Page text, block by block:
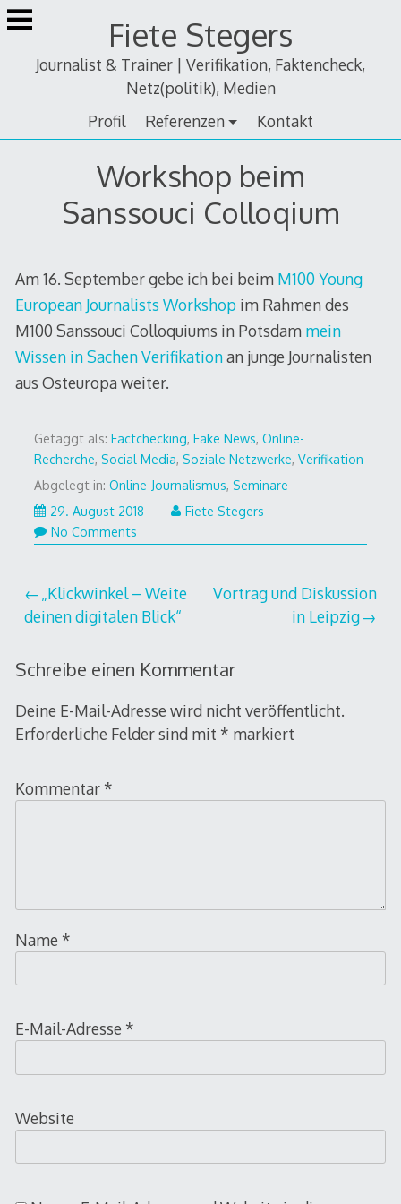
Zum
Inhalt
Fiete Stegers
Journalist & Trainer | Verifikation, Faktencheck,
Netz(politik), Medien
Profil
Referenzen Kontakt
Workshop beim
Sanssouci Colloqium
Am 16. September gebe ich bei beim M100 Young
European Journalists Workshop im Rahmen des
M100 Sanssouci Colloquiums in Potsdam mein
Wissen in Sachen Verifikationan junge Journalisten
aus Osteuropa weiter.
Getaggt als: Factchecking, Fake News, Online-
Recherche, Social Media, Soziale Netzwerke, Verifikation
Abgelegt in: Online-Journalismus, Seminare
29. August 2018
Fiete Stegers
No Comments
Beitragsnavigation
„Klickwinkel – Weite
deinen digitalen Blick“
Vortrag und Diskussion
in Leipzig
Schreibe einen Kommentar
Deine E-Mail-Adresse wird nicht veröffentlicht.
Erforderliche Felder sind mit * markiert
Kommentar *
Name *
E-Mail-Adresse *
Website